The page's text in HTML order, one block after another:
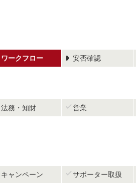
ワークフロー 安否確認
法務・知財  営業
キャンペーン  サポーター取扱